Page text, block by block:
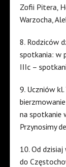
Zofii Pitera,
Warzocha,
8. Rodziców
spotkania: w
IIIc –
9. Uczniów
na spotkanie
Przynosimy
10. Od
do